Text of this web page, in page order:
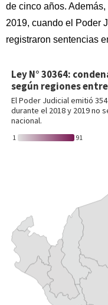
de cinco años.
2019, cuando el Poder
registraron sentencias